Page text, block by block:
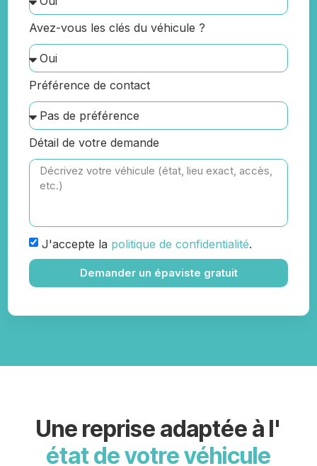
Avez-vous les clés du véhicule ?
Préférence de contact
Détail de votre demande
J'accepte la politique de confidentialité.
Demander un épaviste gratuit
Une reprise adaptée à l'
état de votre véhicule